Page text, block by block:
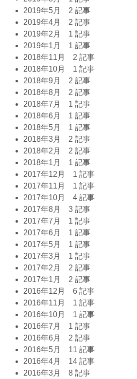
2019年5月 2 記事
2019年4月 2 記事
2019年2月 1 記事
2019年1月 1 記事
2018年11月 2 記事
2018年10月 1 記事
2018年9月 2 記事
2018年8月 2 記事
2018年7月 1 記事
2018年6月 1 記事
2018年5月 1 記事
2018年3月 2 記事
2018年2月 2 記事
2018年1月 1 記事
2017年12月 1 記事
2017年11月 1 記事
2017年10月 4 記事
2017年8月 3 記事
2017年7月 1 記事
2017年6月 1 記事
2017年5月 1 記事
2017年3月 1 記事
2017年2月 2 記事
2017年1月 2 記事
2016年12月 6 記事
2016年11月 1 記事
2016年10月 1 記事
2016年7月 1 記事
2016年6月 2 記事
2016年5月 11 記事
2016年4月 14 記事
2016年3月 8 記事